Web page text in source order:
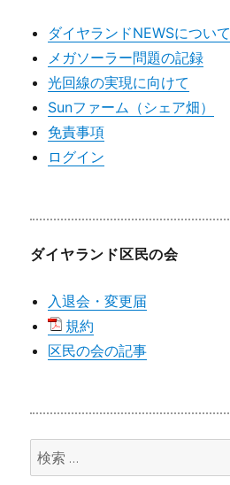
ダイヤランドNEWSについて
メガソーラー問題の記録
光回線の実現に向けて
Sunファーム（シェア畑）
免責事項
ログイン
ダイヤランド区民の会
入退会・変更届
規約
区民の会の記事
検
索: